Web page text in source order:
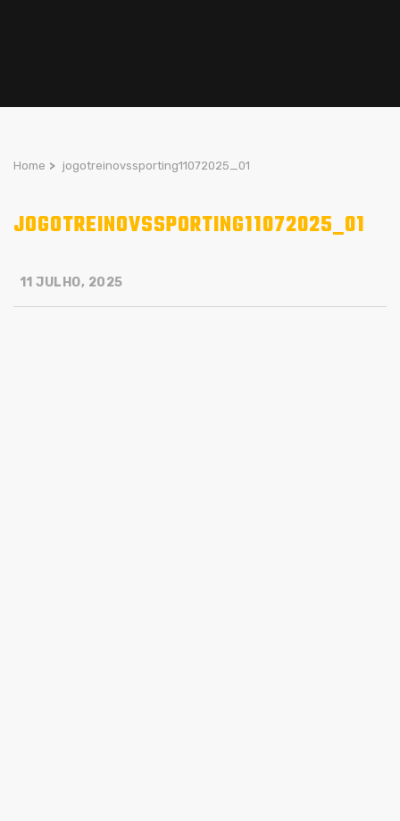
Home > jogotreinovssporting11072025_01
JOGOTREINOVSSPORTING11072025_01
11 JULHO, 2025